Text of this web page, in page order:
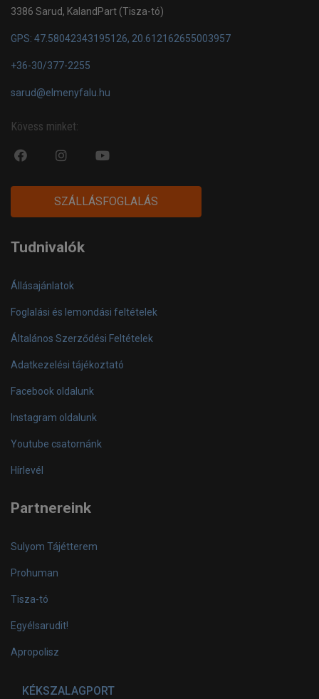
3386 Sarud, KalandPart (Tisza-tó)
GPS: 47.58042343195126, 20.612162655003957
+36-30/377-2255
sarud@elmenyfalu.hu
Kövess minket:
fa
facebook-
official
instagram
fa
youtube-
play
SZÁLLÁSFOGLALÁS
Tudnivalók
Állásajánlatok
Foglalási és lemondási feltételek
Általános Szerződési Feltételek
Adatkezelési tájékoztató
Facebook oldalunk
Instagram oldalunk
Youtube csatornánk
Hírlevél
Partnereink
Sulyom Tájétterem
Prohuman
Tisza-tó
Egyélsarudit!
Apropolisz
KÉKSZALAGPORT